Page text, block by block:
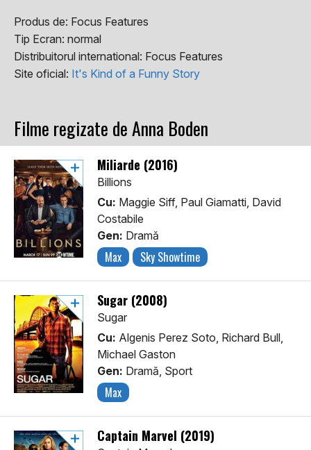
Produs de: Focus Features
Tip Ecran: normal
Distribuitorul international: Focus Features
Site oficial: It's Kind of a Funny Story
Filme regizate de Anna Boden
Miliarde (2016)
Billions
Cu: Maggie Siff, Paul Giamatti, David
Costabile
Gen: Dramă
Max Sky Showtime
Sugar (2008)
Sugar
Cu: Algenis Perez Soto, Richard Bull,
Michael Gaston
Gen: Dramă, Sport
Max
Captain Marvel (2019)